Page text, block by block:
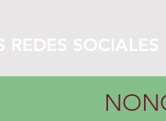
REDES SOCIALES